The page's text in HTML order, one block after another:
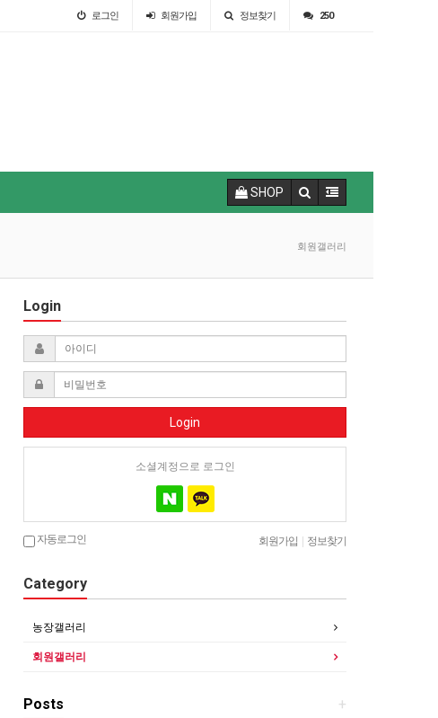
로그인 회원가입 정보찾기 250
SHOP
회원갤러리
Login
Login
소셜계정으로 로그인
자동로그인 회원가입 정보찾기
Category
농장갤러리
회원갤러리
+
Posts